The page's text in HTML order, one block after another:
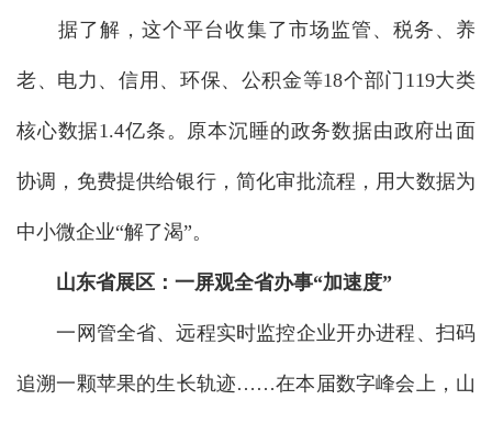
据了解，这个平台收集了市场监管、税务、养
老、电力、信用、环保、公积金等18个部门119大类
核心数据1.4亿条。原本沉睡的政务数据由政府出面
协调，免费提供给银行，简化审批流程，用大数据为
中小微企业“解了渴”。
山东省展区：一屏观全省办事“加速度”
一网管全省、远程实时监控企业开办进程、扫码
追溯一颗苹果的生长轨迹……在本届数字峰会上，山